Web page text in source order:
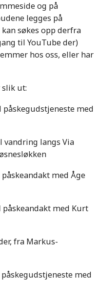
og på
legges på
søkes opp derfra
til YouTube der)
hos oss, eller har
slik ut:
med
langs Via
med Åge
med Kurt
fra Markus-
med